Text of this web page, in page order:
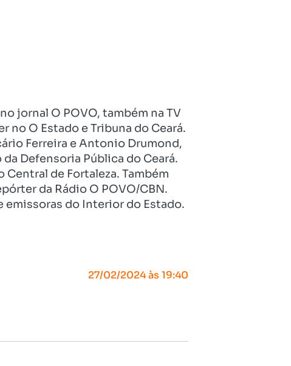
jornal O POVO, também na TV
no O Estado e Tribuna do Ceará.
Ferreira e Antonio Drumond,
Defensoria Pública do Ceará.
de Fortaleza. Também
da Rádio O POVO/CBN.
do Interior do Estado.
27/02/2024 às 19:40